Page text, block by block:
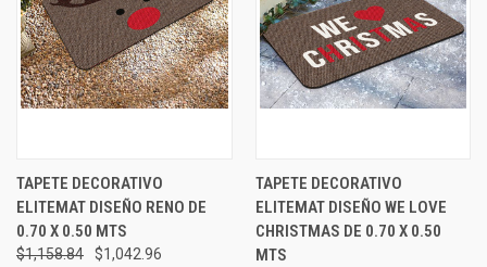
TAPETE DECORATIVO
ELITEMAT DISEÑO RENO DE
0.70 X 0.50 MTS
$1,158.84
$1,042.96
TAPETE DECORATIVO
ELITEMAT DISEÑO WE LOVE
CHRISTMAS DE 0.70 X 0.50
MTS